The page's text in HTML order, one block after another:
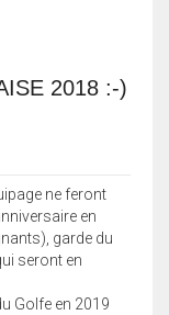
2018 :-)
ne feront
en
garde du
seront en
Golfe en 2019